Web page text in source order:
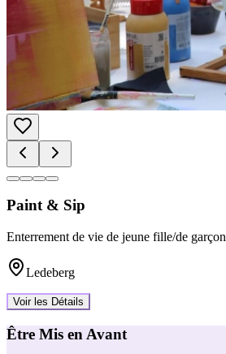
Paint & Sip
Enterrement de vie de jeune fille/de garçon
Ledeberg
Voir les Détails
Être Mis en Avant